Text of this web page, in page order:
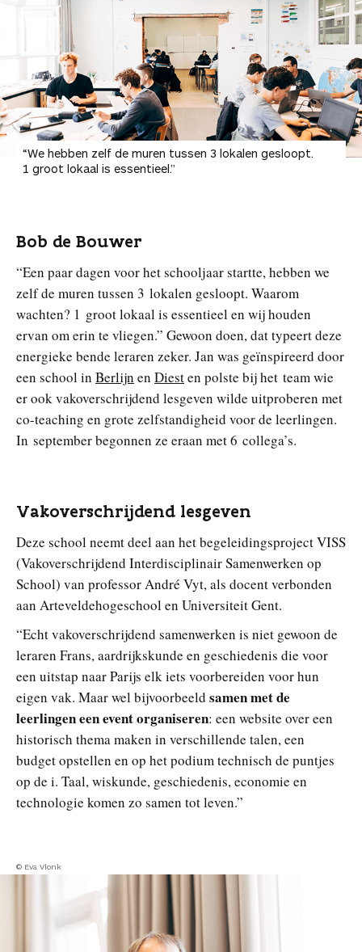
“We hebben zelf de muren tussen 3 lokalen gesloopt.
1 groot lokaal is essentieel.”
Bob de Bouwer
“Een paar dagen voor het schooljaar startte, hebben we
zelf de muren tussen 3 lokalen gesloopt. Waarom
wachten? 1 groot lokaal is essentieel en wij houden
ervan om erin te vliegen.” Gewoon doen, dat typeert deze
energieke bende leraren zeker. Jan was geïnspireerd door
een school in Berlijn en Diesten polste bij het team wie
er ook vakoverschrijdend lesgeven wilde uitproberen met
co-teaching en grote zelfstandigheid voor de leerlingen.
In september begonnen ze eraan met 6 collega’s.
Vakoverschrijdend lesgeven
Deze school neemt deel aan het begeleidingsproject VISS
(Vakoverschrijdend Interdisciplinair Samenwerken op
School) van professor André Vyt, als docent verbonden
aan Arteveldehogeschool en Universiteit Gent.
“Echt vakoverschrijdend samenwerken is niet gewoon de
leraren Frans, aardrijkskunde en geschiedenis die voor
een uitstap naar Parijs elk iets voorbereiden voor hun
eigen vak. Maar wel bijvoorbeeld samen met de
leerlingen een event organiseren: een website over een
historisch thema maken in verschillende talen, een
budget opstellen en op het podium technisch de puntjes
op de i. Taal, wiskunde, geschiedenis, economie en
technologie komen zo samen tot leven.”
© Eva Vlonk